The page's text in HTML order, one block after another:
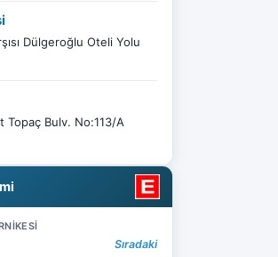
Dülgeroğlu Oteli Yolu
Topaç Bulv. No:113/A
Sıradaki